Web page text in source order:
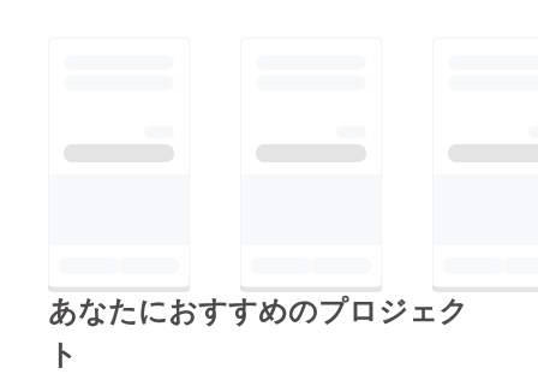
あなたにおすすめのプロジェク
ト